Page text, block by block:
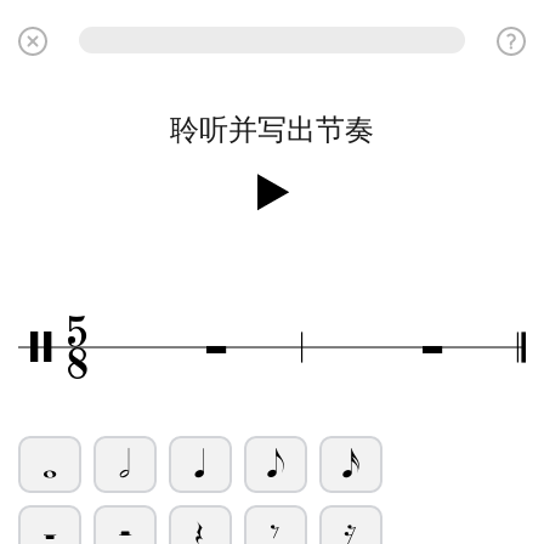
聆听并写出节奏
/5
8 Ó Ó